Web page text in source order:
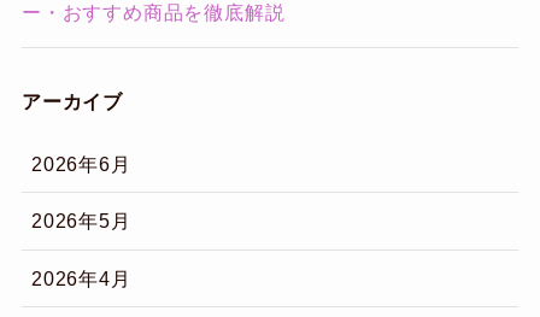
ー・おすすめ商品を徹底解説
アーカイブ
2026年6月
2026年5月
2026年4月